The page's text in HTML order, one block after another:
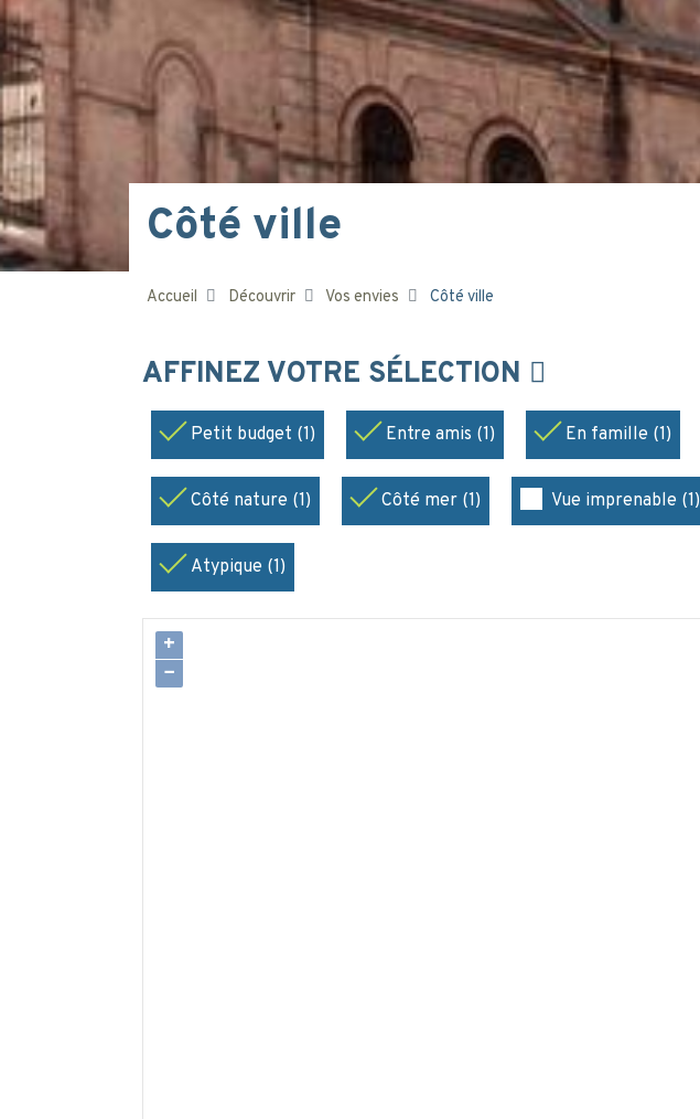
Côté ville
Accueil Découvrir Vos envies Côté ville
AFFINEZ VOTRE SÉLECTION
Petit budget (1) Entre amis (1) En famille (1)
Côté nature (1) Côté mer (1) Vue imprenable (1)
Atypique (1)
+
−